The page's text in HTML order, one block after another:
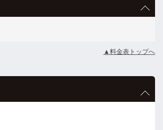
▲料金表トップへ